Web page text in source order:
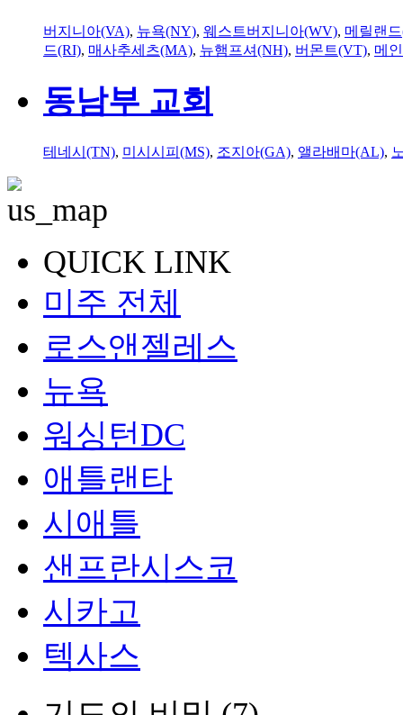
버지니아(VA), 뉴욕(NY), 웨스트버지니아(WV), 메릴랜
드(RI), 매사추세츠(MA), 뉴햄프셔(NH), 버몬트(VT), 메
동남부 교회
테네시(TN), 미시시피(MS), 조지아(GA), 앨라배마(AL),
QUICK LINK
미주 전체
로스앤젤레스
뉴욕
워싱턴DC
애틀랜타
시애틀
샌프란시스코
시카고
텍사스